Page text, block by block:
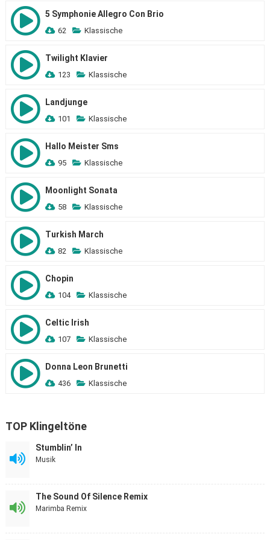
5 Symphonie Allegro Con Brio
62 Klassische
Twilight Klavier
123 Klassische
Landjunge
101 Klassische
Hallo Meister Sms
95 Klassische
Moonlight Sonata
58 Klassische
Turkish March
82 Klassische
Chopin
104 Klassische
Celtic Irish
107 Klassische
Donna Leon Brunetti
436 Klassische
TOP Klingeltöne
Stumblin’ In
Musik
The Sound Of Silence Remix
Marimba Remix